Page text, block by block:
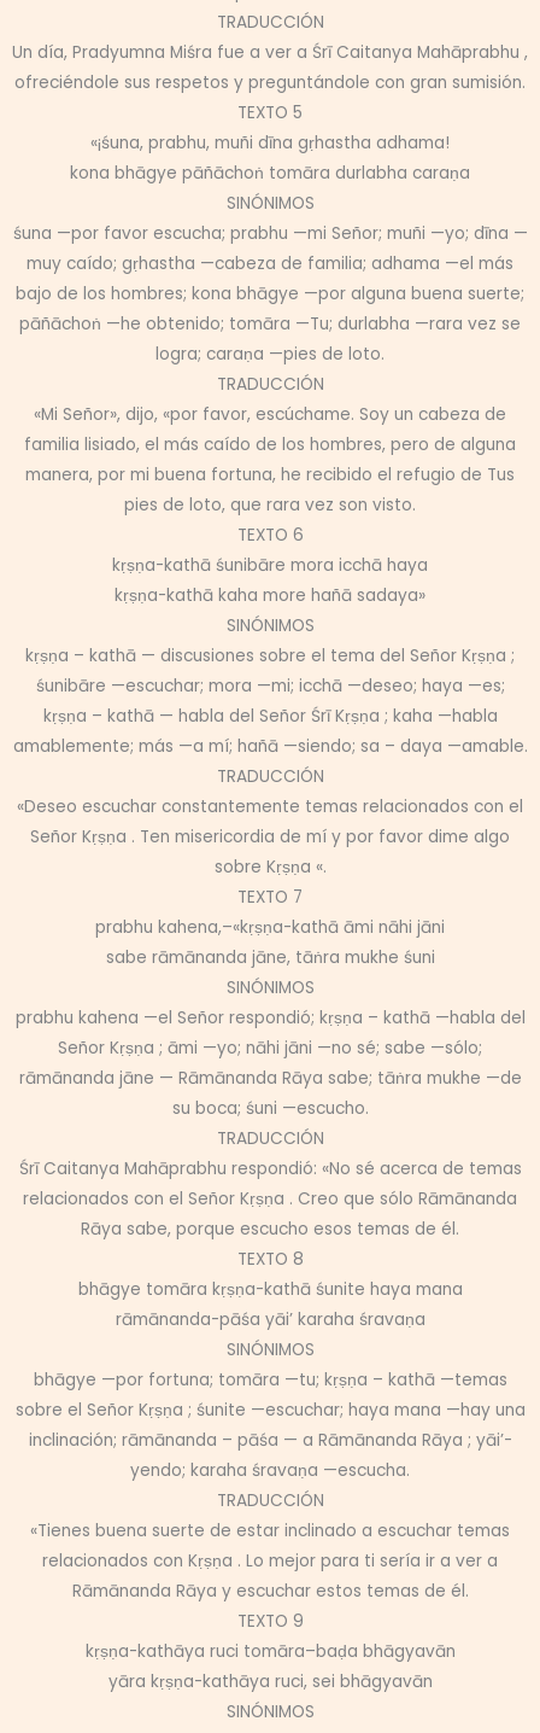
TRADUCCIÓN
Un día, Pradyumna Miśra fue a ver a Śrī Caitanya Mahāprabhu ,
ofreciéndole sus respetos y preguntándole con gran sumisión.
TEXTO 5
«¡śuna, prabhu, muñi dīna gṛhastha adhama!
kona bhāgye pāñāchoṅ tomāra durlabha caraṇa
SINÓNIMOS
śuna —por favor escucha; prabhu —mi Señor; muñi —yo; dīna —
muy caído; gṛhastha —cabeza de familia; adhama —el más
bajo de los hombres; kona bhāgye —por alguna buena suerte;
pāñāchoṅ —he obtenido; tomāra —Tu; durlabha —rara vez se
logra; caraṇa —pies de loto.
TRADUCCIÓN
«Mi Señor», dijo, «por favor, escúchame. Soy un cabeza de
familia lisiado, el más caído de los hombres, pero de alguna
manera, por mi buena fortuna, he recibido el refugio de Tus
pies de loto, que rara vez son visto.
TEXTO 6
kṛṣṇa-kathā śunibāre mora icchā haya
kṛṣṇa-kathā kaha more hañā sadaya»
SINÓNIMOS
kṛṣṇa – kathā — discusiones sobre el tema del Señor Kṛṣṇa ;
śunibāre —escuchar; mora —mi; icchā —deseo; haya —es;
kṛṣṇa – kathā — habla del Señor Śrī Kṛṣṇa ; kaha —habla
amablemente; más —a mí; hañā —siendo; sa – daya —amable.
TRADUCCIÓN
«Deseo escuchar constantemente temas relacionados con el
Señor Kṛṣṇa . Ten misericordia de mí y por favor dime algo
sobre Kṛṣṇa «.
TEXTO 7
prabhu kahena,–«kṛṣṇa-kathā āmi nāhi jāni
sabe rāmānanda jāne, tāṅra mukhe śuni
SINÓNIMOS
prabhu kahena —el Señor respondió; kṛṣṇa – kathā —habla del
Señor Kṛṣṇa ; āmi —yo; nāhi jāni —no sé; sabe —sólo;
rāmānanda jāne — Rāmānanda Rāya sabe; tāṅra mukhe —de
su boca; śuni —escucho.
TRADUCCIÓN
Śrī Caitanya Mahāprabhu respondió: «No sé acerca de temas
relacionados con el Señor Kṛṣṇa . Creo que sólo Rāmānanda
Rāya sabe, porque escucho esos temas de él.
TEXTO 8
bhāgye tomāra kṛṣṇa-kathā śunite haya mana
rāmānanda-pāśa yāi’ karaha śravaṇa
SINÓNIMOS
bhāgye —por fortuna; tomāra —tu; kṛṣṇa – kathā —temas
sobre el Señor Kṛṣṇa ; śunite —escuchar; haya mana —hay una
inclinación; rāmānanda – pāśa — a Rāmānanda Rāya ; yāi’-
yendo; karaha śravaṇa —escucha.
TRADUCCIÓN
«Tienes buena suerte de estar inclinado a escuchar temas
relacionados con Kṛṣṇa . Lo mejor para ti sería ir a ver a
Rāmānanda Rāya y escuchar estos temas de él.
TEXTO 9
kṛṣṇa-kathāya ruci tomāra–baḍa bhāgyavān
yāra kṛṣṇa-kathāya ruci, sei bhāgyavān
SINÓNIMOS